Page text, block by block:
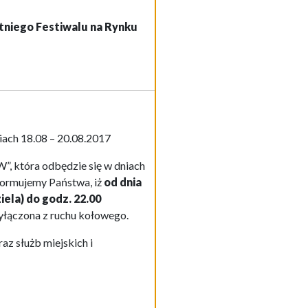
Festiwalu na Rynku
18.08 – 20.08.2017
która odbędzie się w dniach
Państwa, iż od dnia
do godz. 22.00
z ruchu kołowego.
służb miejskich i